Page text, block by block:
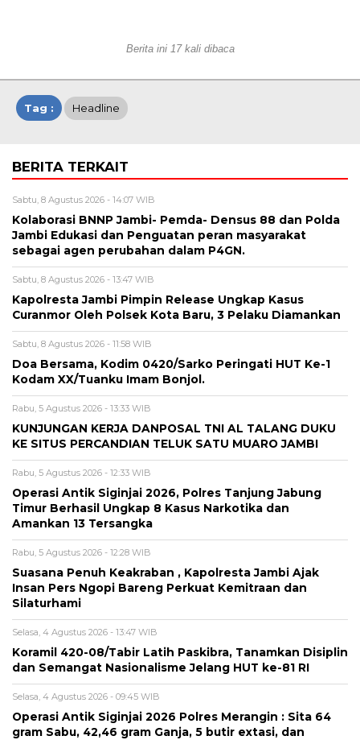
Berita ini 17 kali dibaca
Tag : Headline
BERITA TERKAIT
Sabtu, 8 Agustus 2026 - 14:07 WIB
Kolaborasi BNNP Jambi- Pemda- Densus 88 dan Polda
Jambi Edukasi dan Penguatan peran masyarakat
sebagai agen perubahan dalam P4GN.
Sabtu, 8 Agustus 2026 - 13:47 WIB
Kapolresta Jambi Pimpin Release Ungkap Kasus
Curanmor Oleh Polsek Kota Baru, 3 Pelaku Diamankan
Sabtu, 8 Agustus 2026 - 11:58 WIB
Doa Bersama, Kodim 0420/Sarko Peringati HUT Ke-1
Kodam XX/Tuanku Imam Bonjol.
Rabu, 5 Agustus 2026 - 13:33 WIB
KUNJUNGAN KERJA DANPOSAL TNI AL TALANG DUKU
KE SITUS PERCANDIAN TELUK SATU MUARO JAMBI
Rabu, 5 Agustus 2026 - 12:33 WIB
Operasi Antik Siginjai 2026, Polres Tanjung Jabung
Timur Berhasil Ungkap 8 Kasus Narkotika dan
Amankan 13 Tersangka
Rabu, 5 Agustus 2026 - 12:28 WIB
Suasana Penuh Keakraban , Kapolresta Jambi Ajak
Insan Pers Ngopi Bareng Perkuat Kemitraan dan
Silaturhami
Selasa, 4 Agustus 2026 - 13:47 WIB
Koramil 420-08/Tabir Latih Paskibra, Tanamkan Disiplin
dan Semangat Nasionalisme Jelang HUT ke-81 RI
Selasa, 4 Agustus 2026 - 09:45 WIB
Operasi Antik Siginjai 2026 Polres Merangin : Sita 64
gram Sabu, 42,46 gram Ganja, 5 butir extasi, dan